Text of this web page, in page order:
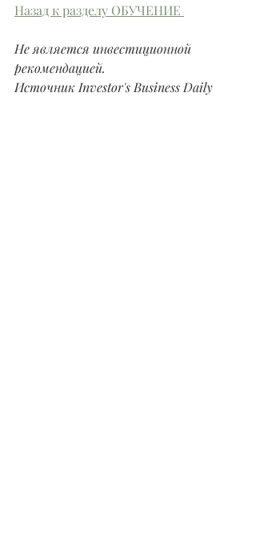
Назад к разделу ОБУЧЕНИЕ
Не является инвестиционной
рекомендацией.
Источник Investor's Business Daily